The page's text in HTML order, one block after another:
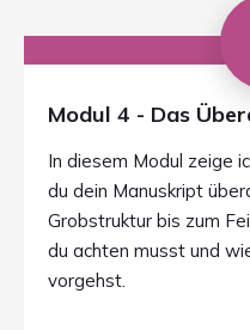
Modul 4 - Das
In diesem Modul zeige
du dein Manuskript
Grobstruktur bis zum
du achten musst und
vorgehst.